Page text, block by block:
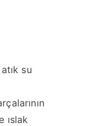
su
ıslak